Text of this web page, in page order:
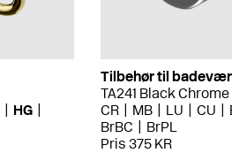
HG
Tilbehør til
TA241 Black Chrome
CR
MB LU CU
BrBC
BrPL
Pris 375 KR